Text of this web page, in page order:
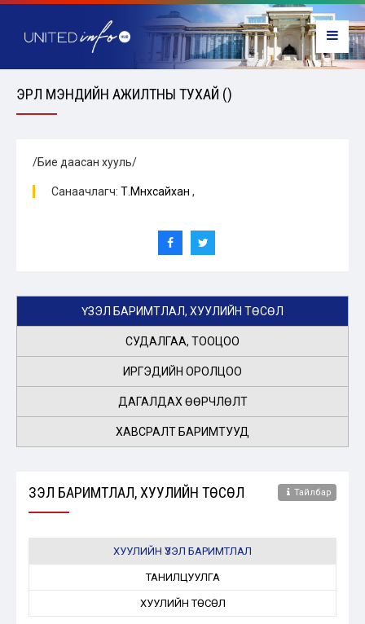
ЭРҮҮЛ МЭНДИЙН АЖИЛТНЫ ТУХАЙ ()
/Бие даасан хууль/
Санаачлагч: Т.Мөнхсайхан ,
ҮЗЭЛ БАРИМТЛАЛ, ХУУЛИЙН ТӨСӨЛ
СУДАЛГАА, ТООЦОО
ИРГЭДИЙН ОРОЛЦОО
ДАГАЛДАХ ӨӨРЧЛӨЛТ
ХАВСРАЛТ БАРИМТУУД
ҮЗЭЛ БАРИМТЛАЛ, ХУУЛИЙН ТӨСӨЛ Тайлбар
ХУУЛИЙН ҮЗЭЛ БАРИМТЛАЛ
ТАНИЛЦУУЛГА
ХУУЛИЙН ТӨСӨЛ